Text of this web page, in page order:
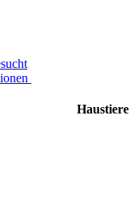
Haustiere